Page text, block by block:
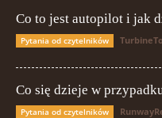
Co to jest autopilot i jak
Pytania od czytelników
Co się dzieje w
Pytania od czytelników